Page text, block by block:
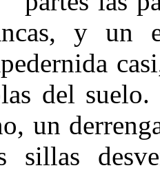
y un
del suelo.
un
sillas